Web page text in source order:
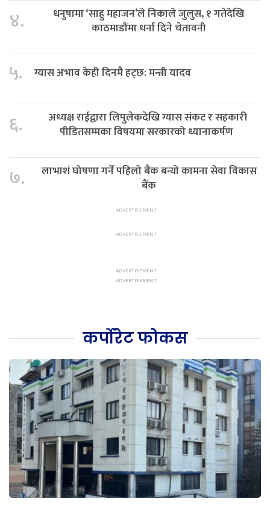
४.
धनुषामा ‘साहु महाजन’ले निकाले जुलुस, १ गतेदेखि
काठमाडौंमा धर्ना दिने चेतावनी
५. ग्यास अभाव केही दिनमै हट्छ: मन्त्री यादव
६.
अध्यक्ष राईद्वारा लिपुलेकदेखि ग्यास संकट र सहकारी
पीडितसम्मका विषयमा सरकारको ध्यानाकर्षण
७.
लाभाशं घोषणा गर्ने पहिलो बैंक बन्यो कामना सेवा विकास
बैंक
कर्पोरेट फोकस